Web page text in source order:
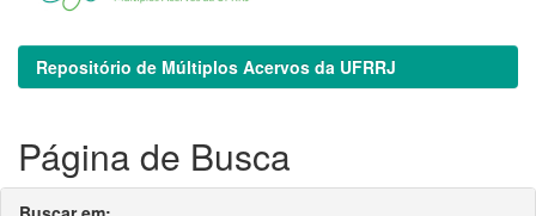
Repositório de Múltiplos Acervos da UFRRJ
Página de Busca